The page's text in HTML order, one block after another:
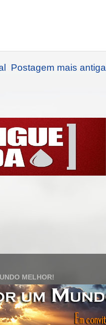
Postagem mais antiga
MELHOR!